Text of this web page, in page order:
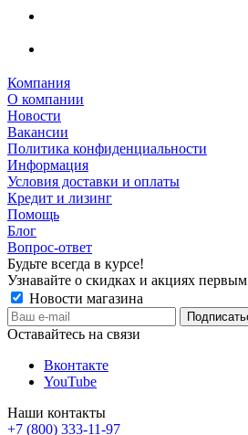
Компания
О компании
Новости
Вакансии
Политика конфиденциальности
Информация
Условия доставки и оплаты
Кредит и лизинг
Помощь
Блог
Вопрос-ответ
Будьте всегда в курсе!
Узнавайте о скидках и акциях первым
Новости магазина
Оставайтесь на связи
Вконтакте
YouTube
Наши контакты
+7 (800) 333-11-97